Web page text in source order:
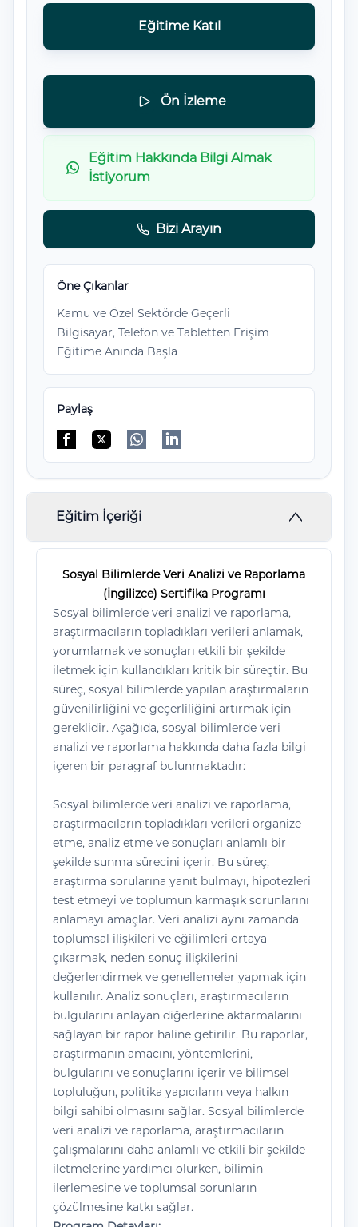
Eğitime Katıl
Ön İzleme
Eğitim Hakkında Bilgi Almak
İstiyorum
Bizi Arayın
Öne Çıkanlar
Kamu ve Özel Sektörde Geçerli
Bilgisayar, Telefon ve Tabletten Erişim
Eğitime Anında Başla
Paylaş
Facebook'da paylaş
Twitter'da paylaş
WhatsApp'da paylaş
Linkedin'de paylaş
Eğitim İçeriği
Sosyal Bilimlerde Veri Analizi ve Raporlama
(İngilizce) Sertifika Programı
Sosyal bilimlerde veri analizi ve raporlama,
araştırmacıların topladıkları verileri anlamak,
yorumlamak ve sonuçları etkili bir şekilde
iletmek için kullandıkları kritik bir süreçtir. Bu
süreç, sosyal bilimlerde yapılan araştırmaların
güvenilirliğini ve geçerliliğini artırmak için
gereklidir. Aşağıda, sosyal bilimlerde veri
analizi ve raporlama hakkında daha fazla bilgi
içeren bir paragraf bulunmaktadır:
Sosyal bilimlerde veri analizi ve raporlama,
araştırmacıların topladıkları verileri organize
etme, analiz etme ve sonuçları anlamlı bir
şekilde sunma sürecini içerir. Bu süreç,
araştırma sorularına yanıt bulmayı, hipotezleri
test etmeyi ve toplumun karmaşık sorunlarını
anlamayı amaçlar. Veri analizi aynı zamanda
toplumsal ilişkileri ve eğilimleri ortaya
çıkarmak, neden-sonuç ilişkilerini
değerlendirmek ve genellemeler yapmak için
kullanılır. Analiz sonuçları, araştırmacıların
bulgularını anlayan diğerlerine aktarmalarını
sağlayan bir rapor haline getirilir. Bu raporlar,
araştırmanın amacını, yöntemlerini,
bulgularını ve sonuçlarını içerir ve bilimsel
topluluğun, politika yapıcıların veya halkın
bilgi sahibi olmasını sağlar. Sosyal bilimlerde
veri analizi ve raporlama, araştırmacıların
çalışmalarını daha anlamlı ve etkili bir şekilde
iletmelerine yardımcı olurken, bilimin
ilerlemesine ve toplumsal sorunların
çözülmesine katkı sağlar.